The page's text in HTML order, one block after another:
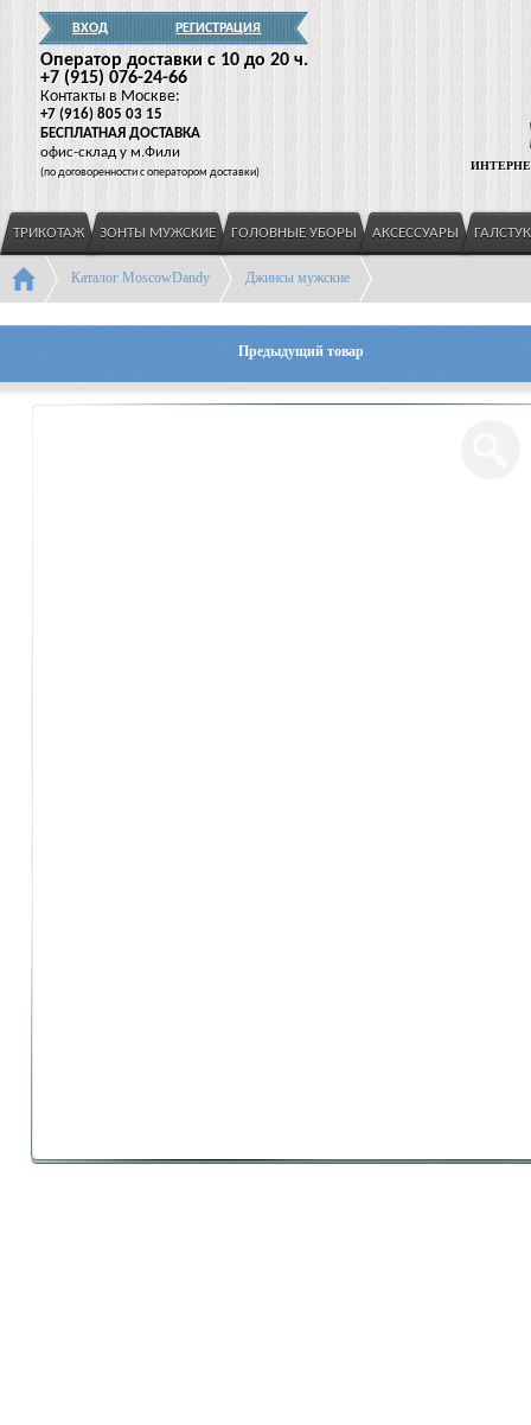
ВХОД РЕГИСТРАЦИЯ
Оператор доставки c 10 до 20 ч.
+7 (915) 076-24-66
Контакты в Москве:
+7 (916) 805 03 15
БЕСПЛАТНАЯ ДОСТАВКА
офис-склад у м.Фили
(по договоренности с оператором доставки)
ТРИКОТАЖ ЗОНТЫ МУЖСКИЕ ГОЛОВНЫЕ УБОРЫ АКСЕССУАРЫ
Каталог MoscowDandy Джинсы мужские
Предыдущий товар